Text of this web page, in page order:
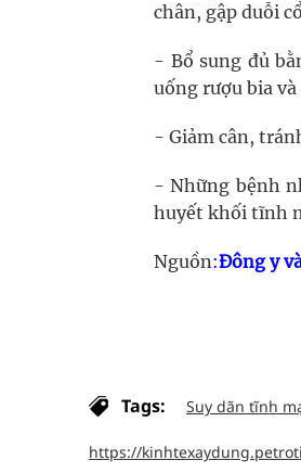
chân, gập duỗi
- Bổ sung đủ
uống rượu bia
- Giảm cân,
- Những bệnh
huyết khối tĩnh
Nguồn:Đông y
Tags: Suy dãn tĩnh
https://